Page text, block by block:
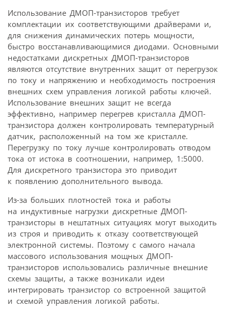
Использование ДМОП-транзисторов требует
комплектации их соответствующими драйверами и,
для снижения динамических потерь мощности,
быстро восстанавливающимися диодами. Основными
недостатками дискретных ДМОП-транзисторов
являются отсутствие внутренних защит от перегрузок
по току и напряжению и необходимость построения
внешних схем управления логикой работы ключей.
Использование внешних защит не всегда
эффективно, например перегрев кристалла ДМОП-
транзистора должен контролировать температурный
датчик, расположенный на том же кристалле.
Перегрузку по току лучше контролировать отводом
тока от истока в соотношении, например, 1:5000.
Для дискретного транзистора это приводит
к появлению дополнительного вывода.
Из-за больших плотностей тока и работы
на индуктивные нагрузки дискретные ДМОП-
транзисторы в нештатных ситуациях могут выходить
из строя и приводить к отказу соответствующей
электронной системы. Поэтому с самого начала
массового использования мощных ДМОП-
транзисторов использовались различные внешние
схемы защиты, а также возникали идеи
интегрировать транзистор со встроенной защитой
и схемой управления логикой работы.